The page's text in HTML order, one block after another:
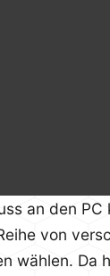
an den PC
von
wählen. Da